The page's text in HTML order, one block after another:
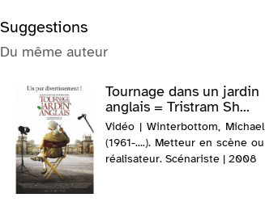
Suggestions
Du même auteur
Tournage dans un jardin
anglais = Tristram Sh...
Vidéo | Winterbottom, Michael
(1961-....). Metteur en scène ou
réalisateur. Scénariste | 2008